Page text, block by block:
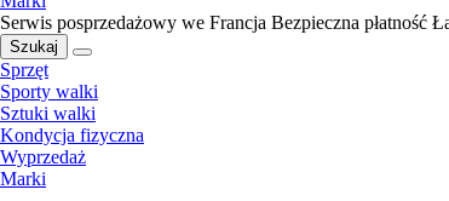
Serwis posprzedażowy we Francja Bezpieczna płatność
Szukaj
Sprzęt
Sporty walki
Sztuki walki
Kondycja fizyczna
Wyprzedaż
Marki